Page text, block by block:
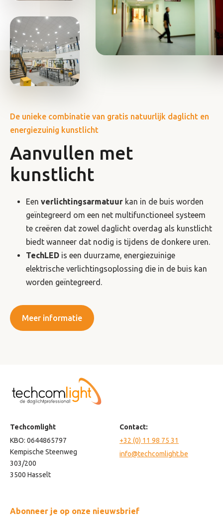
De unieke combinatie van gratis natuurlijk daglicht en
energiezuinig kunstlicht
Aanvullen met
kunstlicht
Een verlichtingsarmatuur kan in de buis worden
geïntegreerd om een ​​net multifunctioneel systeem
te creëren dat zowel daglicht overdag als kunstlicht
biedt wanneer dat nodig is tijdens de donkere uren.
TechLED is een duurzame, energiezuinige
elektrische verlichtingsoplossing die in de buis kan
worden geïntegreerd.
Meer informatie
Techcomlight
KBO: 0644865797
Kempische Steenweg
303/200
3500 Hasselt
Contact:
+32 (0) 11 98 75 31
info@techcomlight.be
Abonneer je op onze nieuwsbrief